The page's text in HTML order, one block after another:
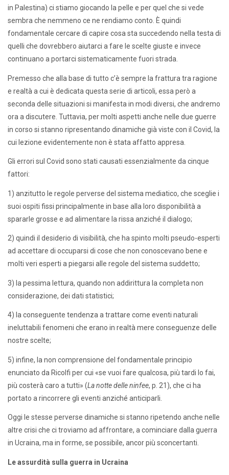
in Palestina) ci stiamo giocando la pelle e per quel che si vede
sembra che nemmeno ce ne rendiamo conto. È quindi
fondamentale cercare di capire cosa sta succedendo nella testa di
quelli che dovrebbero aiutarci a fare le scelte giuste e invece
continuano a portarci sistematicamente fuori strada.
Premesso che alla base di tutto c’è sempre la frattura tra ragione
e realtà a cui è dedicata questa serie di articoli, essa però a
seconda delle situazioni si manifesta in modi diversi, che andremo
ora a discutere. Tuttavia, per molti aspetti anche nelle due guerre
in corso si stanno ripresentando dinamiche già viste con il Covid, la
cui lezione evidentemente non è stata affatto appresa.
Gli errori sul Covid sono stati causati essenzialmente da cinque
fattori:
1) anzitutto le regole perverse del sistema mediatico, che sceglie i
suoi ospiti fissi principalmente in base alla loro disponibilità a
spararle grosse e ad alimentare la rissa anziché il dialogo;
2) quindi il desiderio di visibilità, che ha spinto molti pseudo-esperti
ad accettare di occuparsi di cose che non conoscevano bene e
molti veri esperti a piegarsi alle regole del sistema suddetto;
3) la pessima lettura, quando non addirittura la completa non
considerazione, dei dati statistici;
4) la conseguente tendenza a trattare come eventi naturali
ineluttabili fenomeni che erano in realtà mere conseguenze delle
nostre scelte;
5) infine, la non comprensione del fondamentale principio
enunciato da Ricolfi per cui «se vuoi fare qualcosa, più tardi lo fai,
più costerà caro a tutti» (La notte delle ninfee, p. 21), che ci ha
portato a rincorrere gli eventi anziché anticiparli.
Oggi le stesse perverse dinamiche si stanno ripetendo anche nelle
altre crisi che ci troviamo ad affrontare, a cominciare dalla guerra
in Ucraina, ma in forme, se possibile, ancor più sconcertanti.
Le assurdità sulla guerra in Ucraina